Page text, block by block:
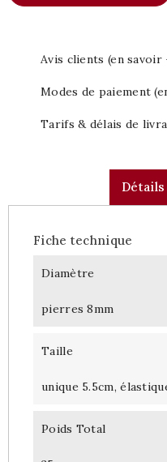
Avis clients (en savoir
Modes de paiement
Tarifs & délais de
Fiche technique
Diamètre
pierres 8mm
Taille
unique 5.5cm,
Poids Total